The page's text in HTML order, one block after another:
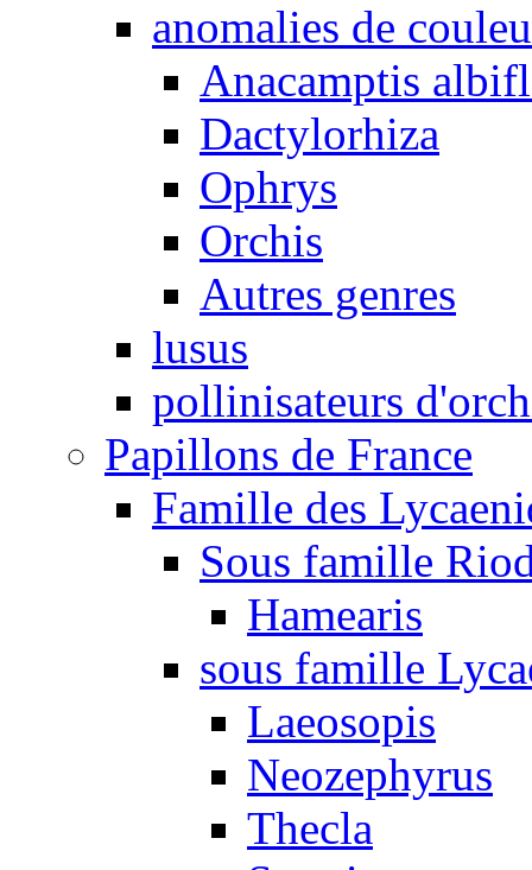
anomalies de
Anacamptis
Dactylorhiza
Ophrys
Orchis
Autres genres
lusus
pollinisateurs
Papillons de France
Famille des
Sous famille
Hamearis
sous famille
Laeosopis
Neozephyrus
Thecla